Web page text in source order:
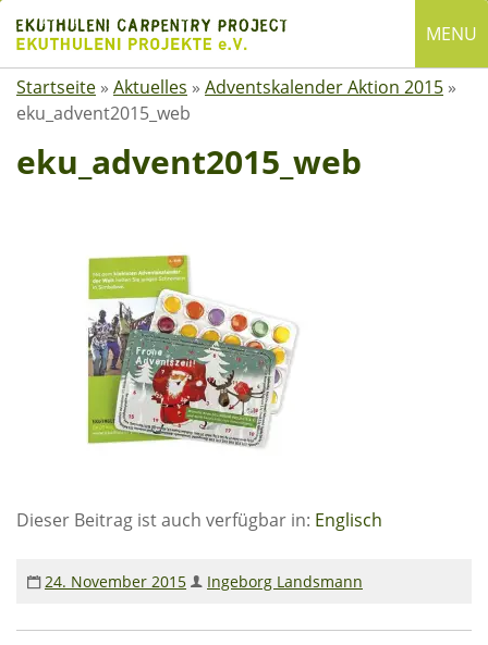
content
MENU
English
Deutsch
SUCHE
ÜBER EKUTHULENI
Startseite
Über uns
Mitgliedschaft
Rechenschaftsberichte
Startseite » Aktuelles » Adventskalender Aktion 2015 »
eku_advent2015_web
eku_advent2015_web
Dieser Beitrag ist auch verfügbar in: Englisch
24. November 2015 Ingeborg Landsmann